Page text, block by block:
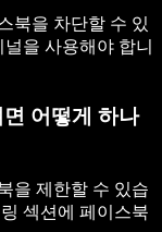
북을 차단할 수 있
을 사용해야 합니
어떻게 하나
을 제한할 수 있습
섹션에 페이스북